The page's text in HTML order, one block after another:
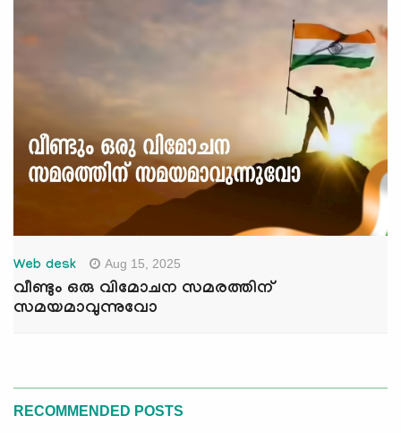
Web desk Aug 15, 2025
വീണ്ടും ഒരു വിമോചന സമരത്തിന്
സമയമാവുന്നുവോ
RECOMMENDED POSTS